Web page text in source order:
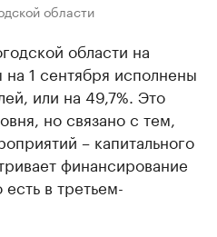
области
области на
1 сентября исполнены
или на 49,7%. Это
но связано с тем,
– капитального
финансирование
в третьем-